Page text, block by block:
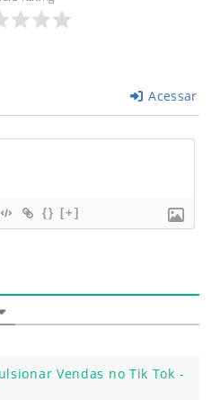
Acessar
{} [+]
Vendas no Tik Tok -